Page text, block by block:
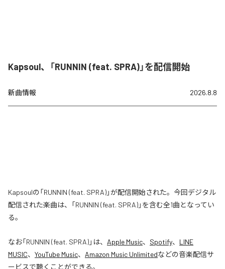
Kapsoul、「RUNNIN (feat. SPRA)」を配信開始
新曲情報 2026.8.8
Kapsoulの「RUNNIN (feat. SPRA)」が配信開始された。今回デジタル
配信された楽曲は、「RUNNIN (feat. SPRA)」を含む全1曲となってい
る。
なお「RUNNIN (feat. SPRA)」は、 Apple Music、 Spotify、 LINE
MUSIC、 YouTube Music、 Amazon Music Unlimitedなどの音楽配信サ
ービスで聴くことができる。